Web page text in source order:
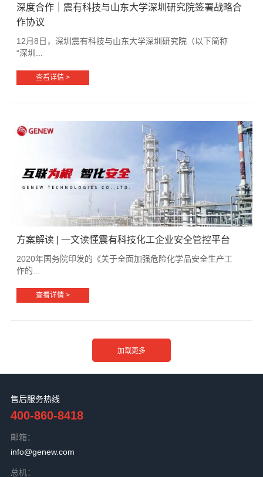
深度合作｜震有科技与山东大学深圳研究院签署战略合
作协议
12月8日，深圳震有科技与山东大学深圳研究院（以下简称
“深圳...
查看详情 >
方案解读 | 一文读懂震有科技化工企业安全管控平台
2020年国务院印发的《关于全面加强危险化学品安全生产工
作的...
查看详情 >
售后服务热线
400-860-8418
邮箱：
info@genew.com
总机：